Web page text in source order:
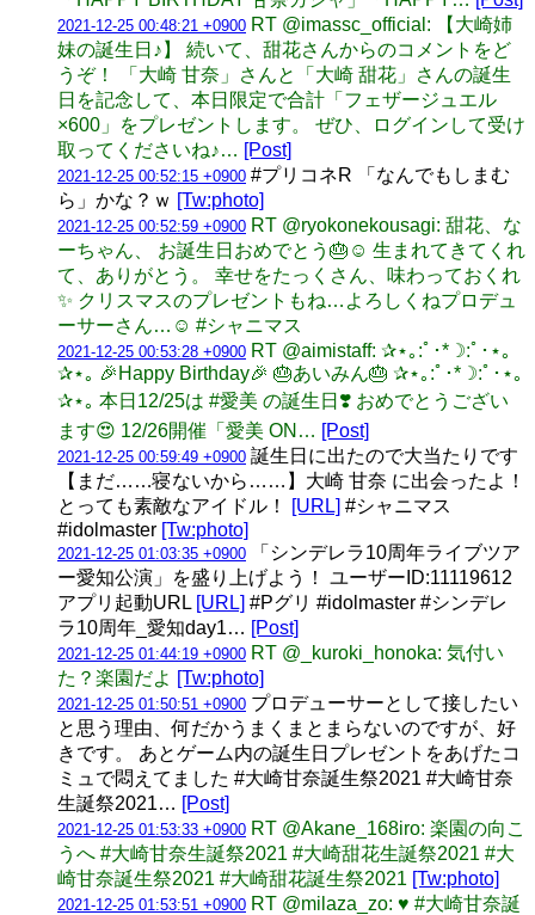
2021-12-25 00:48:21 +0900 RT @imassc_official: 【大崎姉
妹の誕生日♪】 続いて、甜花さんからのコメントをど
うぞ！ 「大崎 甘奈」さんと「大崎 甜花」さんの誕生
日を記念して、本日限定で合計「フェザージュエル
×600」をプレゼントします。 ぜひ、ログインして受け
取ってくださいね♪… [Post]
2021-12-25 00:52:15 +0900 #プリコネR 「なんでもしまむ
ら」かな？ｗ [Tw:photo]
2021-12-25 00:52:59 +0900 RT @ryokonekousagi: 甜花、な
ーちゃん、 お誕生日おめでとう🎂☺️ 生まれてきてくれ
て、ありがとう。 幸せをたっくさん、味わっておくれ
✨ クリスマスのプレゼントもね…よろしくねプロデュ
ーサーさん…☺️ #シャニマス
2021-12-25 00:53:28 +0900 RT @aimistaff: ✰⋆｡:ﾟ･*☽:ﾟ･⋆｡
✰⋆｡ 🎉Happy Birthday🎉 🎂あいみん🎂 ✰⋆｡:ﾟ･*☽:ﾟ･⋆｡
✰⋆｡ 本日12/25は #愛美 の誕生日❣️ おめでとうござい
ます😍 12/26開催「愛美 ON… [Post]
2021-12-25 00:59:49 +0900 誕生日に出たので大当たりです
【まだ……寝ないから……】大崎 甘奈 に出会ったよ！
とっても素敵なアイドル！
[URL] #シャニマス
#idolmaster [Tw:photo]
2021-12-25 01:03:35 +0900 「シンデレラ10周年ライブツア
ー愛知公演」を盛り上げよう！ ユーザーID:11119612
アプリ起動URL [URL] #Pグリ #idolmaster #シンデレ
ラ10周年_愛知day1… [Post]
2021-12-25 01:44:19 +0900 RT @_kuroki_honoka: 気付い
た？楽園だよ [Tw:photo]
2021-12-25 01:50:51 +0900 プロデューサーとして接したい
と思う理由、何だかうまくまとまらないのですが、好
きです。 あとゲーム内の誕生日プレゼントをあげたコ
ミュで悶えてました #大崎甘奈誕生祭2021 #大崎甘奈
生誕祭2021… [Post]
2021-12-25 01:53:33 +0900 RT @Akane_168iro: 楽園の向こ
うへ #大崎甘奈生誕祭2021 #大崎甜花生誕祭2021 #大
崎甘奈誕生祭2021 #大崎甜花誕生祭2021 [Tw:photo]
2021-12-25 01:53:51 +0900 RT @milaza_zo: ♥️ #大崎甘奈誕